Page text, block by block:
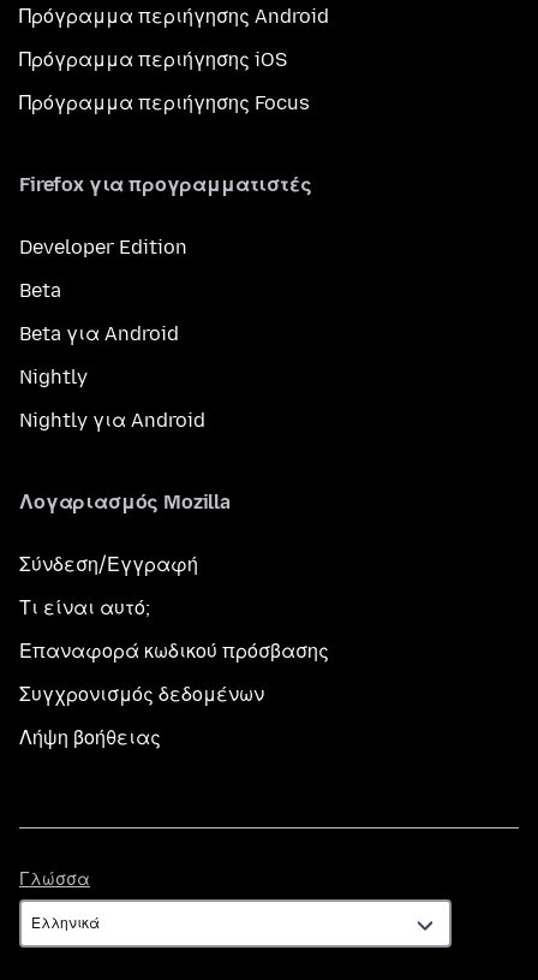
Πρόγραμμα περιήγησης Android
Πρόγραμμα περιήγησης iOS
Πρόγραμμα περιήγησης Focus
Firefox για προγραμματιστές
Developer Edition
Beta
Beta για Android
Nightly
Nightly για Android
Λογαριασμός Mozilla
Σύνδεση/Εγγραφή
Τι είναι αυτό;
Επαναφορά κωδικού πρόσβασης
Συγχρονισμός δεδομένων
Λήψη βοήθειας
Γλώσσα